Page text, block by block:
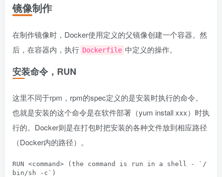
镜像制作
在制作镜像时，Docker使用定义的父镜像创建一个容器。然
后，在容器内，执行 Dockerfile 中定义的操作。
安装命令，RUN
这里不同于rpm，rpm的spec定义的是安装时执行的命令。
也就是安装的这个命令是在软件部署（yum install xxx）时执
行的。Docker则是在打包时把安装的各种文件放到相应路径
（Docker内的路径）。
RUN <command> (the command is run in a shell - `/
bin/sh -c`)